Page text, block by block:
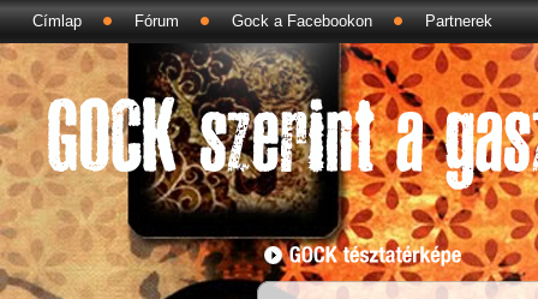
Címlap Fórum Gock a Facebookon Partnerek